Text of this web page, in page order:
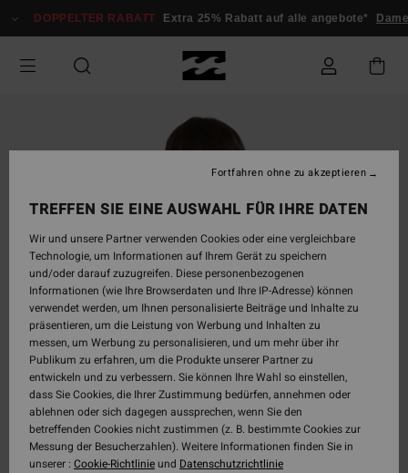
zur
springen
DOPPELTER RABATT Extra 25% Rabatt auf alle angebote*
TREFFEN SIE EINE AUSWAHL FÜR IHRE DATEN
Wir und unsere Partner verwenden Cookies oder eine vergleichbare
Technologie, um Informationen auf Ihrem Gerät zu speichern
und/oder darauf zuzugreifen. Diese personenbezogenen
Informationen (wie Ihre Browserdaten und Ihre IP-Adresse) können
verwendet werden, um Ihnen personalisierte Beiträge und Inhalte zu
präsentieren, um die Leistung von Werbung und Inhalten zu
messen, um Werbung zu personalisieren, und um mehr über ihr
Publikum zu erfahren, um die Produkte unserer Partner zu
entwickeln und zu verbessern. Sie können Ihre Wahl so einstellen,
dass Sie Cookies, die Ihrer Zustimmung bedürfen, annehmen oder
ablehnen oder sich dagegen aussprechen, wenn Sie den
betreffenden Cookies nicht zustimmen (z. B. bestimmte Cookies zur
Messung der Besucherzahlen). Weitere Informationen finden Sie in
unserer : Cookie-Richtlinieund Datenschutzrichtlinie
Fortfahren ohne zu akzeptieren